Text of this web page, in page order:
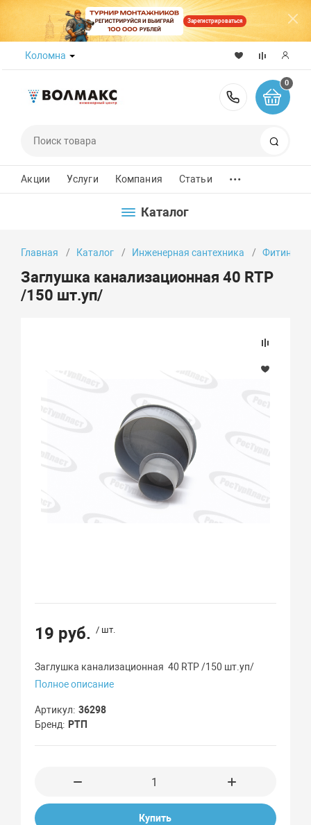
Зарегистрироваться
Коломна
8 (800)
0
Акции Услуги Компания Статьи ...
Каталог
Главная Каталог Инженерная сантехника Фитинги
Заглушка канализационная 40 RTP
/150 шт.уп/
19 руб. / шт.
Заглушка канализационная 40 RTP /150 шт.уп/
Полное описание
Артикул 36298
Бренд
РТП
Купить